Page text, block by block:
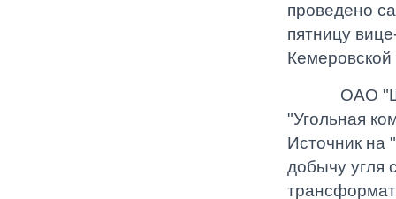
проведено
пятницу
Кемеровской
ОАО
"Угольная
Источник на
добычу угля